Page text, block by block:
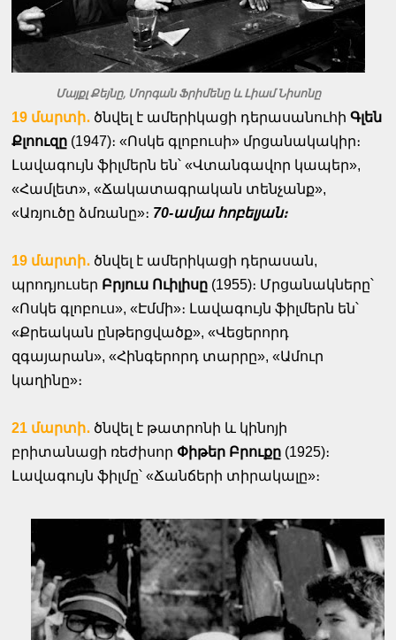
Մայքլ Քեյնը, Մորգան Ֆրիմենը և Լիամ Նիսոնը
19 մարտի․ ծնվել է ամերիկացի դերասանուհիԳլեն
Քլոուզը (1947)։ «Ոսկե գլոբուսի» մրցանակակիր։
Լավագույնֆիլմերն են՝ «Վտանգավոր կապեր»,
«Համլետ», «Ճակատագրական տենչանք»,
«Առյուծը ձմռանը»։ 70-ամյա հոբելյան։
19 մարտի․ ծնվել է ամերիկացի դերասան,
պրոդյուսեր Բրյուս Ուիլիսը (1955)։ Մրցանակները՝
«Ոսկե գլոբուս», «Էմմի»։ Լավագույն ֆիլմերն են՝
«Քրեական ընթերցվածք», «Վեցերորդ
զգայարան», «Հինգերորդ տարրը», «Ամուր
կաղինը»։
21 մարտի․ ծնվել է թատրոնի և կինոյի
բրիտանացի ռեժիսոր Փիթեր Բրուքը (1925)։
Լավագույն ֆիլմը՝ «Ճանճերի տիրակալը»։